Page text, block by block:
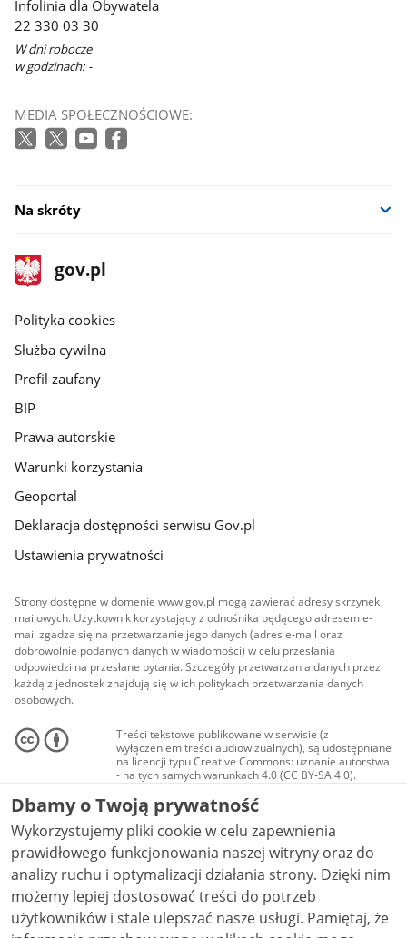
Infolinia dla Obywatela
22 330 03 30
W dni robocze
w godzinach: -
MEDIA SPOŁECZNOŚCIOWE:
Na skróty
stopka
gov.pl
Strona
gov.pl
gov.pl
Polityka cookies
Służba cywilna
Profil zaufany
BIP
Prawa autorskie
Warunki korzystania
Geoportal
Deklaracja dostępności serwisu Gov.pl
Ustawienia prywatności
Strony dostępne w domenie www.gov.pl mogą zawierać adresy skrzynek
mailowych. Użytkownik korzystający z odnośnika będącego adresem e-
mail zgadza się na przetwarzanie jego danych (adres e-mail oraz
dobrowolnie podanych danych w wiadomości) w celu przesłania
odpowiedzi na przesłane pytania. Szczegóły przetwarzania danych przez
każdą z jednostek znajdują się w ich politykach przetwarzania danych
osobowych.
Treści tekstowe publikowane w serwisie (z
wyłączeniem treści audiowizualnych), są udostępniane
na licencji typu Creative Commons: uznanie autorstwa
- na tych samych warunkach 4.0 (CC BY-SA 4.0).
Materiały audiowizualne, w tym zdjęcia, materiały
audio i wideo, są udostępniane na licencji typu
Creative Commons: uznanie autorstwa użycie
niekomercyjne - bez utworów zależnych 4.0 (CC BY-
NC-ND 4.0), o ile nie jest to stwierdzone inaczej.
Dbamy o Twoją prywatność
Wykorzystujemy pliki cookie w celu zapewnienia
prawidłowego funkcjonowania naszej witryny oraz do
analizy ruchu i optymalizacji działania strony. Dzięki nim
możemy lepiej dostosować treści do potrzeb
użytkowników i stale ulepszać nasze usługi. Pamiętaj, że